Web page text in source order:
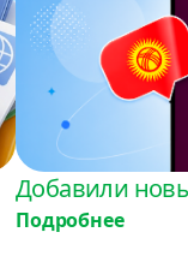
Добавили
Подробнее